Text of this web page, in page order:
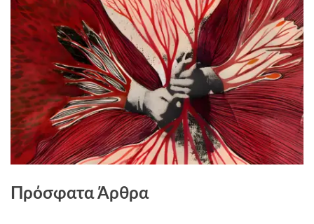
Πρόσφατα Άρθρα